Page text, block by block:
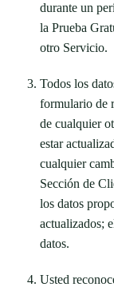
durante un
la Prueba
otro Servicio.
Todos los
formulario de
de cualquier
estar
cualquier
Sección de
los datos
actualizados;
datos.
Usted